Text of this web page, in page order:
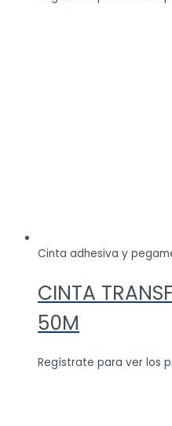
Cinta adhesiva y
CINTA
50M
Regístrate para ver los